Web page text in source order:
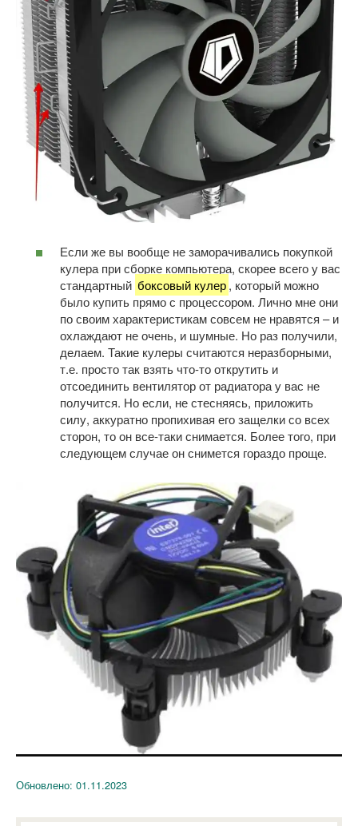
Если же вы вообще не заморачивались покупкой
кулера при сборке компьютера, скорее всего у вас
стандартный боксовый кулер, который можно
было купить прямо с процессором. Лично мне они
по своим характеристикам совсем не нравятся – и
охлаждают не очень, и шумные. Но раз получили,
делаем. Такие кулеры считаются неразборными,
т.е. просто так взять что-то открутить и
отсоединить вентилятор от радиатора у вас не
получится. Но если, не стесняясь, приложить
силу, аккуратно пропихивая его защелки со всех
сторон, то он все-таки снимается. Более того, при
следующем случае он снимется гораздо проще.
Обновлено: 01.11.2023